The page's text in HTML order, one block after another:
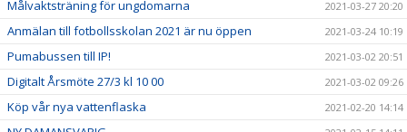
Målvaktsträning för ungdomarna 2021-03-27 20:20
Anmälan till fotbollsskolan 2021 är nu öppen 2021-03-24 10:19
Pumabussen till IP! 2021-03-02 20:51
Digitalt Årsmöte 27/3 kl 10 00 2021-03-02 09:26
Köp vår nya vattenflaska 2021-02-20 14:14